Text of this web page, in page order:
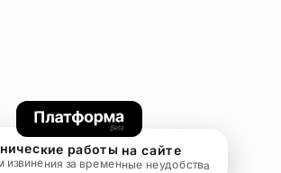
работы на сайте
извинения за временные неудобства